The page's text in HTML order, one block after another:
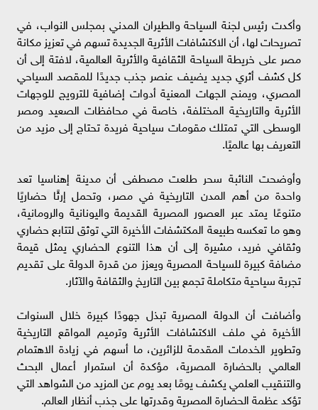
وأكدت رئيس لجنة السياحة والطيران المدني بمجلس النواب، في
تصريحات لها، أن الاكتشافات الأثرية الجديدة تسهم في تعزيز مكانة
مصر على خريطة السياحة الثقافية والأثرية العالمية، لافتة إلى أن
كل كشف أثري جديد يضيف عنصر جذب جديدًا للمقصد السياحي
المصري، ويمنح الجهات المعنية أدوات إضافية للترويج للوجهات
الأثرية والتاريخية المختلفة، خاصة في محافظات الصعيد ومصر
الوسطى التي تمتلك مقومات سياحية فريدة تحتاج إلى مزيد من
التعريف بها عالميًا.
وأوضحت النائبة سحر طلعت مصطفى أن مدينة إهناسيا تعد
واحدة من أهم المدن التاريخية في مصر، وتحمل إرثًا حضاريًا
متنوعًا يمتد عبر العصور المصرية القديمة واليونانية والرومانية،
وهو ما تعكسه طبيعة المكتشفات الأخيرة التي توثق لتتابع حضاري
وثقافي فريد، مشيرة إلى أن هذا التنوع الحضاري يمثل قيمة
مضافة كبيرة للسياحة المصرية ويعزز من قدرة الدولة على تقديم
تجربة سياحية متكاملة تجمع بين التاريخ والثقافة والآثار.
وأضافت أن الدولة المصرية تبذل جهودًا كبيرة خلال السنوات
الأخيرة في ملف الاكتشافات الأثرية وترميم المواقع التاريخية
وتطوير الخدمات المقدمة للزائرين، ما أسهم في زيادة الاهتمام
العالمي بالحضارة المصرية، مؤكدة أن استمرار أعمال البحث
والتنقيب العلمي يكشف يومًا بعد يوم عن المزيد من الشواهد التي
تؤكد عظمة الحضارة المصرية وقدرتها على جذب أنظار العالم.